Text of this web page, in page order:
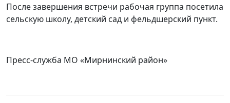
После завершения встречи рабочая группа посетила
сельскую школу, детский сад и фельдшерский пункт.
Пресс-служба МО «Мирнинский район»